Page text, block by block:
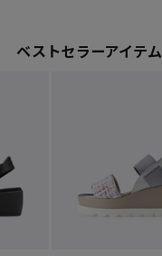
ベストセラーアイテム